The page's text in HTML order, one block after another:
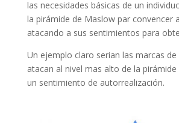
las necesidades básicas de un
la pirámide de Maslow par convencer
atacando a sus sentimientos para
Un ejemplo claro serian las marcas
atacan al nivel mas alto de la
un sentimiento de autorrealización.